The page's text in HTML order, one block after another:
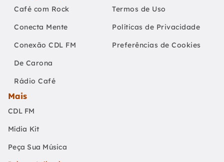
Café com Rock
Conecta Mente
Conexão CDL FM
De Carona
Rádio Café
Termos de Uso
Políticas de Privacidade
Preferências de Cookies
Mais
CDL FM
Mídia Kit
Peça Sua Música